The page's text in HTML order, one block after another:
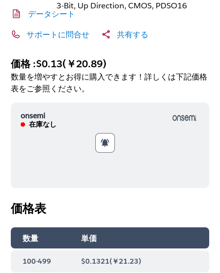
3-Bit, Up Direction, CMOS, PDSO16
データシート
サポートに問合せ 共有する
価格 :$0.13(￥20.89)
数量を増やすとお得に購入できます！詳しくは下記価格
表をご参照ください。
onsemi
在庫なし
価格表
数量 単価
100-499 $0.1321(￥21.23)